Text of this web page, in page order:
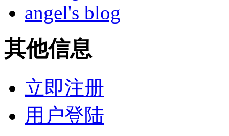
angel's blog
其他信息
立即注册
用户登陆